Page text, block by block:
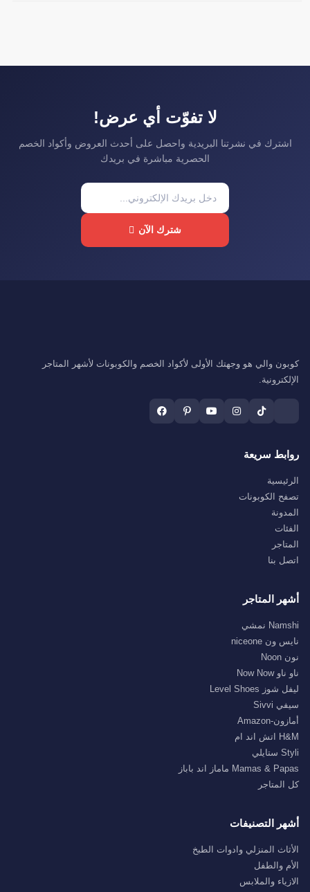
لا تفوّت أي عرض!
اشترك في نشرتنا البريدية واحصل على أحدث العروض وأكواد الخصم
الحصرية مباشرة في بريدك
شترك الآن
كوبون والي هو وجهتك الأولى لأكواد الخصم والكوبونات لأشهر المتاجر
الإلكترونية.
روابط سريعة
الرئيسية
تصفح الكوبونات
المدونة
الفئات
المتاجر
اتصل بنا
أشهر المتاجر
Namshi نمشي
نايس ون niceone
نون Noon
ناو ناو Now Now
ليفل شوز Level Shoes
سيفي Sivvi
أمازون-Amazon
H&M اتش اند ام
Styli ستايلي
Mamas & Papas ماماز اند باباز
كل المتاجر
أشهر التصنيفات
الأثاث المنزلي وادوات الطبخ
الأم والطفل
الازياء والملابس